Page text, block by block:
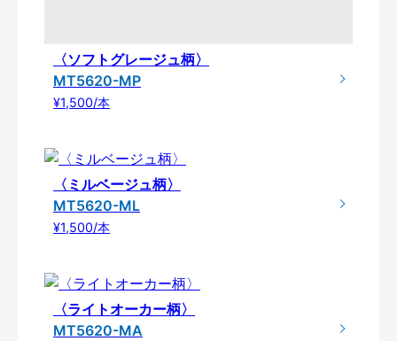
〈ソフトグレージュ柄〉
MT5620-MP
¥1,500/本
〈ミルベージュ柄〉
MT5620-ML
¥1,500/本
〈ライトオーカー柄〉
MT5620-MA